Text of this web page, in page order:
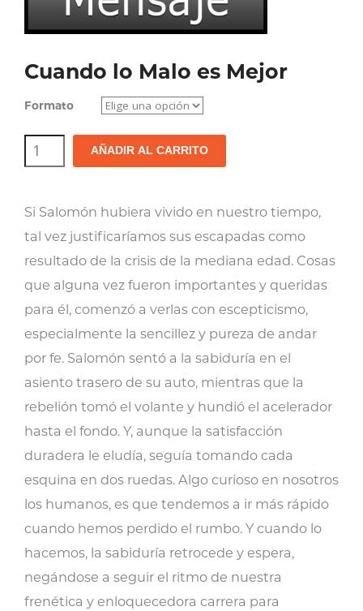
Cuando lo Malo es Mejor
Formato
Cuando
lo
cantidad
AÑADIR AL CARRITO
Si Salomón hubiera vivido en nuestro tiempo,
tal vez justificaríamos sus escapadas como
resultado de la crisis de la mediana edad. Cosas
que alguna vez fueron importantes y queridas
para él, comenzó a verlas con escepticismo,
especialmente la sencillez y pureza de andar
por fe. Salomón sentó a la sabiduría en el
asiento trasero de su auto, mientras que la
rebelión tomó el volante y hundió el acelerador
hasta el fondo. Y, aunque la satisfacción
duradera le eludía, seguía tomando cada
esquina en dos ruedas. Algo curioso en nosotros
los humanos, es que tendemos a ir más rápido
cuando hemos perdido el rumbo. Y cuando lo
hacemos, la sabiduría retrocede y espera,
negándose a seguir el ritmo de nuestra
frenética y enloquecedora carrera para